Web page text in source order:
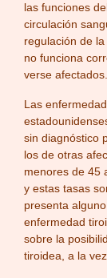
las funciones
circulación
regulación de
no funciona
verse afectados.
Las
sin diagnóstico
los de otras
menores de 45
y estas tasas
presenta
enfermedad
sobre la
tiroidea, a la